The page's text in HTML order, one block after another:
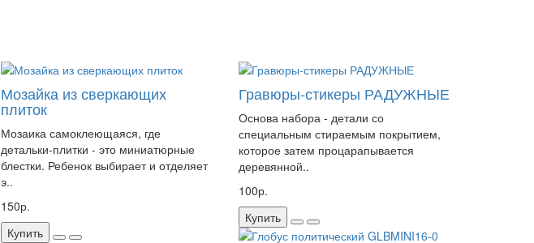
Мозайка из сверкающих
плиток
Мозаика самоклеющаяся, где
детальки-плитки - это миниатюрные
блестки. Ребенок выбирает и отделяет
э..
150р.
Купить
Гравюры-стикеры РАДУЖНЫЕ
Основа набора - детали со
специальным стираемым покрытием,
которое затем процарапывается
деревянной..
100р.
Купить